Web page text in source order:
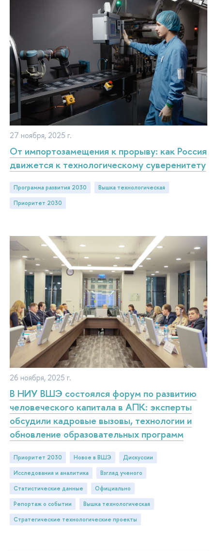
27 ноября, 2025 г.
От импортозамещения к прорыву: как Россия
движется к технологическому суверенитету
Программа развития 2030
Вышка технологическая
Приоритет 2030
26 ноября, 2025 г.
В НИУ ВШЭ состоялся форум по развитию
человеческого капитала в АПК: эксперты
обсудили кадровые вызовы, технологии и
обновление образовательных программ
Приоритет 2030 новое в ВШЭ
дискуссии
исследования и аналитика
взгляд ученого
статистические данные
официально
репортаж о событии
Вышка технологическая
Стратегические технологические проекты